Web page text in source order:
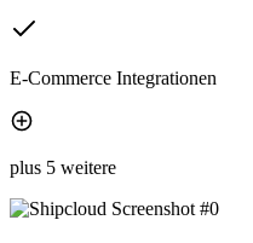
E-Commerce Integrationen
plus 5 weitere